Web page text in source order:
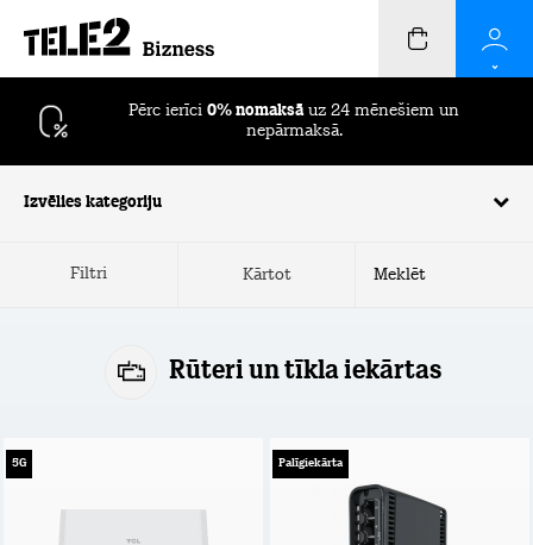
Pērc ierīci 0% nomaksāuz 24 mēnešiem un
nepārmaksā.
Izvēlies kategoriju
Filtri Kārtot
Rūteri un tīkla iekārtas
5G Palīgiekārta